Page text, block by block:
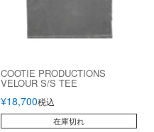
COOTIE PRODUCTIONS
VELOUR S/S TEE
¥18,700税込
在庫切れ